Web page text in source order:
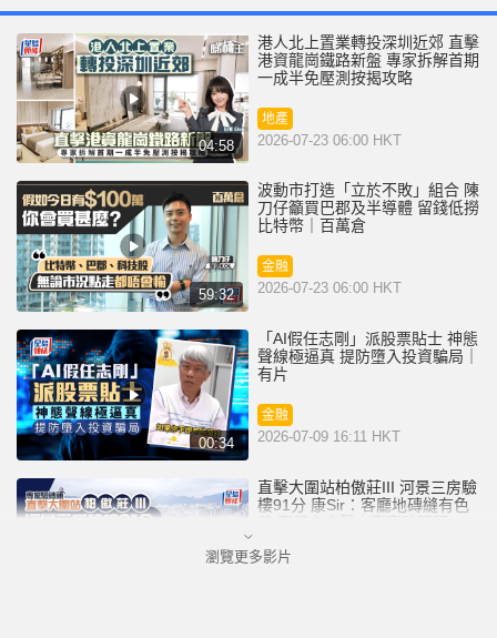
04:58
港人北上置業轉投深圳近郊 直擊
港資龍崗鐵路新盤 專家拆解首期
一成半免壓測按揭攻略
地產
2026-07-23 06:00 HKT
59:32
波動市打造「立於不敗」組合 陳
刀仔籲買巴郡及半導體 留錢低撈
比特幣｜百萬倉
金融
2026-07-23 06:00 HKT
00:34
「AI假任志剛」派股票貼士 神態
聲線極逼真 提防墮入投資騙局｜
有片
金融
2026-07-09 16:11 HKT
直擊大圍站柏傲莊III 河景三房驗
樓91分 康Sir：客廳地磚縫有色
地產
瀏覽更多影片